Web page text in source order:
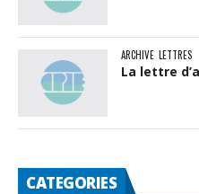
ARCHIVE LETTRES
La lettre
CATEGORIES